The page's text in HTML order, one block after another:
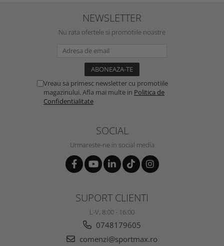
NEWSLETTER
Nu rata ofertele si promotiile noastre
Vreau sa primesc newsletter cu promotiile
magazinului. Afla mai multe in Politica de
Confidentialitate
SOCIAL
Urmareste-ne in social media
SUPORT CLIENTI
L-V, 8:00 - 16:00
0748179605
comenzi@sportmax.ro